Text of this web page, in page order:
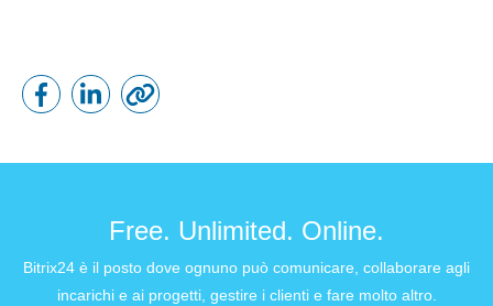
Free. Unlimited. Online.
Bitrix24 è il posto dove ognuno può comunicare, collaborare agli
incarichi e ai progetti, gestire i clienti e fare molto altro.